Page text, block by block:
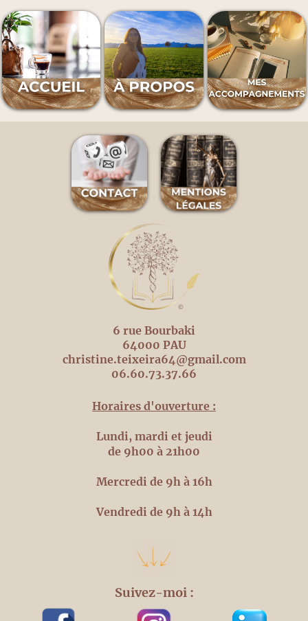
6 rue Bourbaki
64000 PAU
christine.teixeira64@gmail.com
06.60.73.37.66
Horaires d'ouverture :
Lundi, mardi et jeudi
de 9h00 à 21h00
Mercredi de 9h à 16h
Vendredi de 9h à 14h
Suivez-moi :